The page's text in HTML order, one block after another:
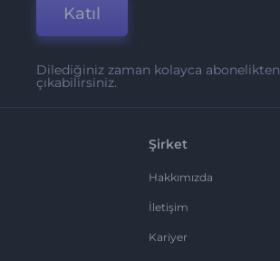
Katıl
Dilediğiniz zaman kolayca abonelikten
çıkabilirsiniz.
Şirket
Hakkımızda
İletişim
Kariyer